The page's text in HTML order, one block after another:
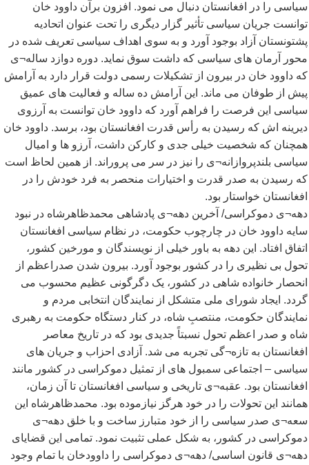
سیاسی را در افغانستان دنبال می نمود. افزون برآن داوود خان
توانست جریان سیاسی تأثیر گزار دیگری را تحت عنوان اتحادیه
پشتونستان آزاد بوجود آورد و به سوی اهداف سیاسی تعریف شده در
محور آرمان های سیاسی که داشت سوق نماید. دوره دوازد ساله¬ی
که داوود خان در بیرون از تشکیلات رسمی دولت قرار دارد به آرامش
پیش از طوفان می ماند. این آرامش ده ساله و فعالیت های عمیق
سیاسی این فرصت را فراهم آورد که داوود خان توانست به آرزوی
دیرینه اش که رسیدن به رأس قدرت افغانستان بود، برسد. داوود خان
همچنان که شخصیت خیلی جدی و کارکن داشت، آرزو ها و امیال
سیاسی بلندپروازانه¬ی را نیز در سر می پروراند. از همین لحاظ است
که رسیدن به صدر قدرت و اختیارات منحصر به فرد خودش را در
افغانستان خواستار بود.
دهه¬ی دموکراسی/ آخرین دهه¬ی پادشاهی محمدظاهرشاه در نبود
سایه داوود خان در چارچوب حکومت، در نظام سیاسی افغانستان
اتفاق افتاد. این دهه به باور خیلی از نویسندگان و مورخین کشور،
تحول بی نظیری را در کشور بوجود آورد. بیرون شدن صدراعظم از
انحصار خانواده شاهی در کشور، یک دگرگونی عظیم محسوب می
گردد. ایجاد شورای ملی متشکل از نمایندگان انتخابی مردم و
نمایندگان حکومت، منتصبِ شاه، در کنار دستگاه حکومت به رهبری
شاه و صدر اعظم تحول نسبتاً جدیدی بود که در تاریخ معاصر
افغانستان به تازه¬گی تجربه می شد. آزادی احزاب و جریان های
سیاسی – اجتماعی سمبول های از تمثیل دموکراسی در کشور مانند
افغانستان بود. عقبه¬ی تاریخی و سیاسی افغانستان تا آن زمان،
همانند این تحولات را در خود هرگز نیازموده بود. محمدظاهرشاه این
سعه¬ی صدر سیاسی را از خود متبارز ساخت و با خلق دهه¬ی
دموکراسی در کشور، به شکل عملی تثبیت نمود. تمامی این قضایای
دهه¬ی قانون اساسی/ دهه¬ی دموکراسی را داوودخان با تمام وجود